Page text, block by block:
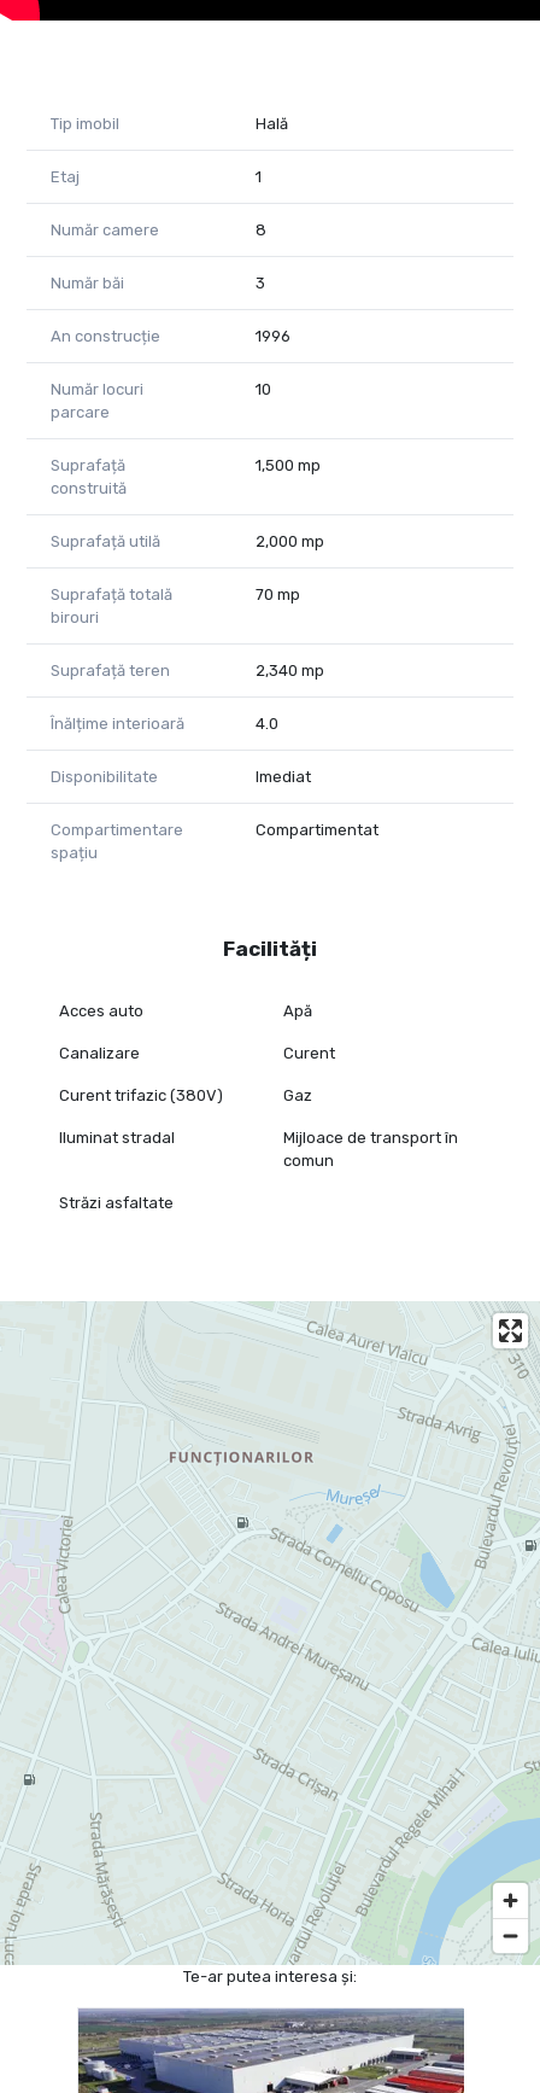
Raluca Marinescu Consultant imobiliar PropertyLAB
Cod proprietate 1628318
Tip imobil Hală
Etaj 1
Număr camere 8
Număr băi 3
An construcție 1996
Număr locuri
parcare
10
Suprafață
construită
1,500 mp
Suprafață utilă 2,000 mp
Suprafață totală
birouri
70 mp
Suprafață teren 2,340 mp
Înălțime interioară 4.0
Disponibilitate Imediat
Compartimentare
spațiu
Compartimentat
Facilități
Acces auto Apă
Canalizare Curent
Curent trifazic (380V) Gaz
Iluminat stradal
Mijloace de transport în
comun
Străzi asfaltate
Te-ar putea interesa și: